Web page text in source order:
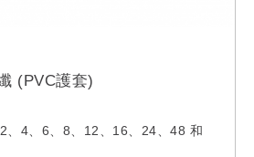
(PVC護套)
、4、6、8、12、16、24、48 和